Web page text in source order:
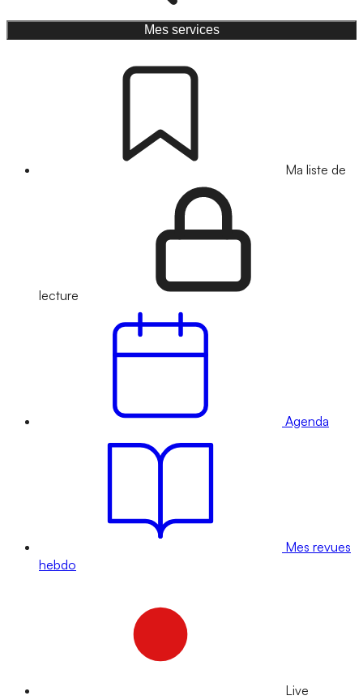
Mes services
Ma liste de
lecture
Agenda
Mes revues
hebdo
Live